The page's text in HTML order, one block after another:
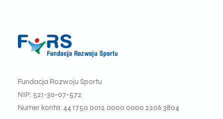
Fundacja Rozwoju Sportu
NIP: 521-30-07-572
Numer konta: 44 1750 0012 0000 0000 2206 3804